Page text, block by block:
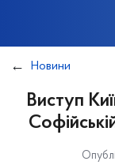
Новини
Виступ